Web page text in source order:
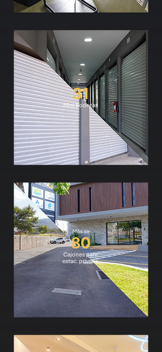
31
Mini Bodegas
Más de
80
Cajones para
estac. privado